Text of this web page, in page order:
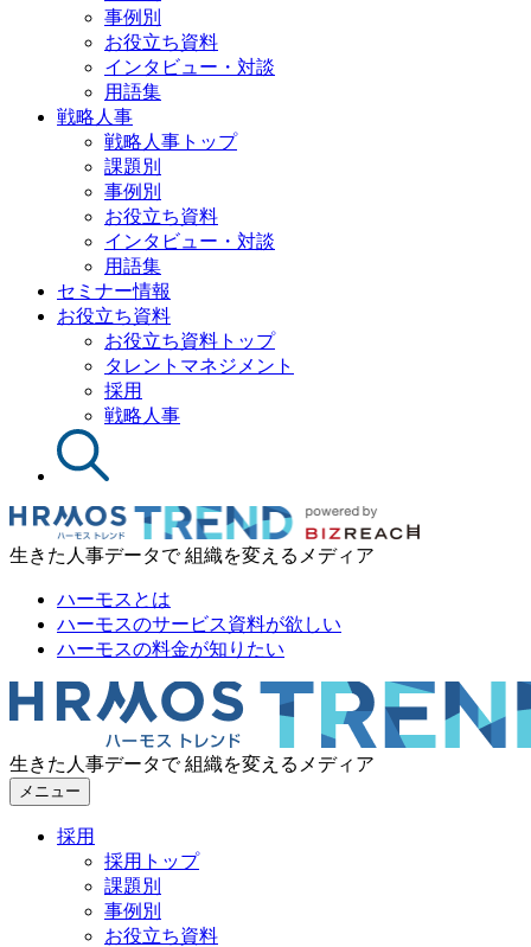
事例別
お役立ち資料
インタビュー・対談
用語集
戦略人事
戦略人事トップ
課題別
事例別
お役立ち資料
インタビュー・対談
用語集
セミナー情報
お役立ち資料
お役立ち資料トップ
タレントマネジメント
採用
戦略人事
生きた人事データで 組織を変えるメディア
ハーモスとは
ハーモスのサービス資料が欲しい
ハーモスの料金が知りたい
生きた人事データで 組織を変えるメディア
メニュー
採用
採用トップ
課題別
事例別
お役立ち資料